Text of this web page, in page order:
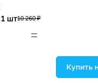
шт10 260 ₽
Francesca Доминго
Купить